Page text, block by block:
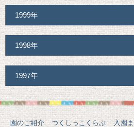
1999年
1998年
1997年
園のご紹介 つくしっこくらぶ 入園